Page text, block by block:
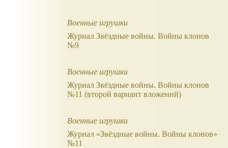
Военные игрушки
Журнал Звёздные войны. Войны клонов
№9
Военные игрушки
Журнал Звёздные войны. Войны клонов
№11 (второй вариант вложений)
Военные игрушки
Журнал «Звёздные войны. Войны клонов»
№11